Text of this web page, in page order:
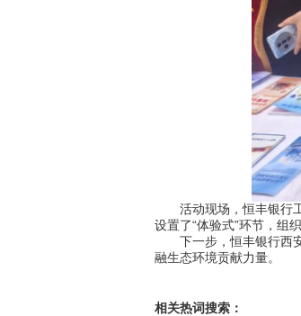
活动现场，恒丰银行工
设置了“体验式”环节，组
下一步，恒丰银行西安
融生态环境贡献力量。
相关热词搜索：